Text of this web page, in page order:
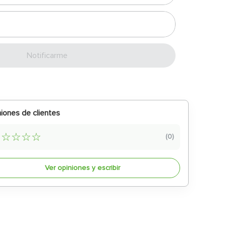
Enviar
de clientes
☆☆☆☆ (0)
Ver opiniones y escribir